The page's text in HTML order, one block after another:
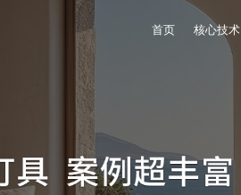
首页 核心技术